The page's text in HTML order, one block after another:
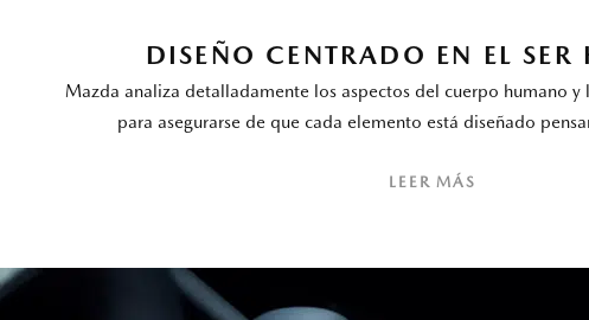
DISEÑO CENTRADO EN EL
Mazda analiza detalladamente los aspectos del cuerpo humano y
para asegurarse de que cada elemento está diseñado
LEER MÁS